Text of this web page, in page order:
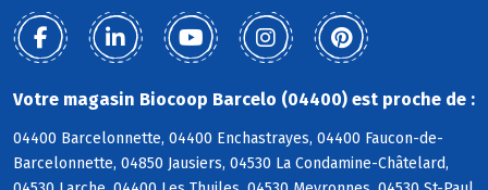
Votre magasin Biocoop Barcelo (04400) est proche de :
04400 Barcelonnette, 04400 Enchastrayes, 04400 Faucon-de-
Barcelonnette, 04850 Jausiers, 04530 La Condamine-Châtelard,